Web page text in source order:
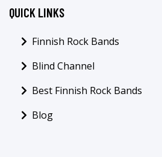
QUICK LINKS
Finnish Rock Bands
Blind Channel
Best Finnish Rock Bands
Blog